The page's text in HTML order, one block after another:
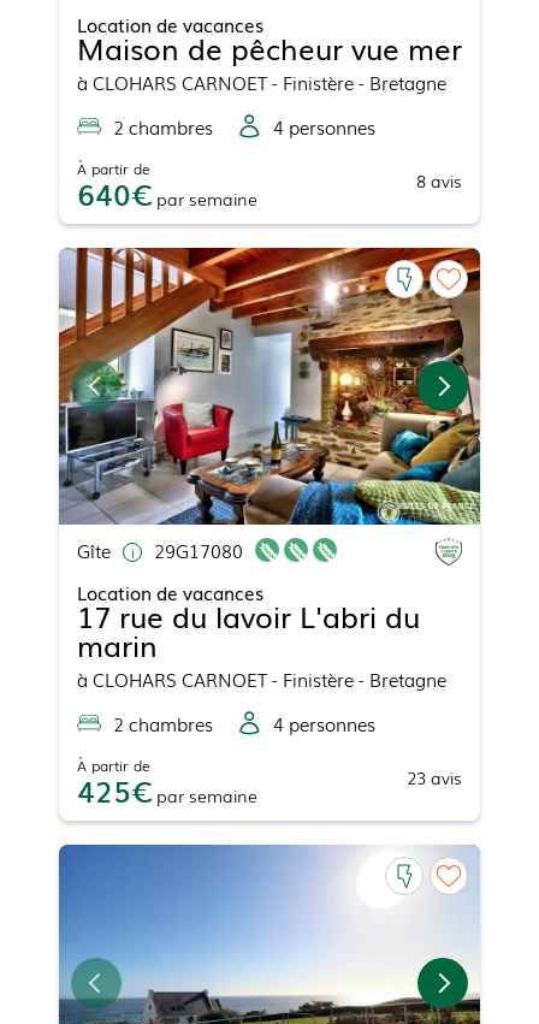
Location de vacances
Maison de pêcheur vue mer
à CLOHARS CARNOET- Finistère - Bretagne
2 chambres 4 personnes
À partir de
640 par semaine
8 avis
Gîte
29G17080
Location de vacances
17 rue du lavoir L'abri du
marin
à CLOHARS CARNOET- Finistère - Bretagne
2 chambres 4 personnes
À partir de
425 par semaine
23 avis